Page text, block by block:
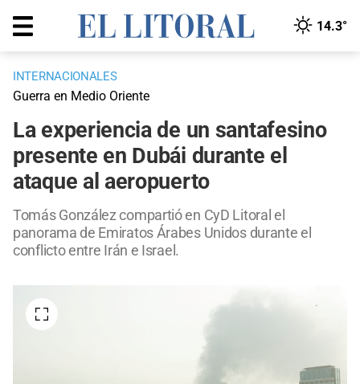
14.3°
INTERNACIONALES
Guerra en Medio Oriente
La experiencia de un santafesino
presente en Dubái durante el
ataque al aeropuerto
Tomás González compartió en CyD Litoral el
panorama de Emiratos Árabes Unidos durante el
conflicto entre Irán e Israel.